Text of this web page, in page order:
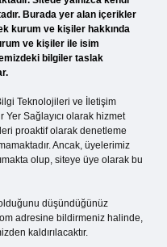
Burada yer alan içerikler
kurum ve kişiler hakkında
ve kişiler ile isim
bilgiler taslak
Teknolojileri ve İletişim
Yer Sağlayıcı olarak hizmet
proaktif olarak denetleme
Ancak, üyelerimiz
olup, siteye üye olarak bu
düşündüğünüz
adresine bildirmeniz halinde,
kaldırılacaktır.